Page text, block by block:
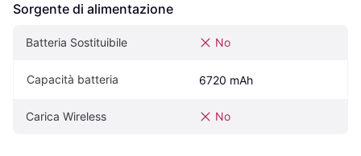
Sorgente di alimentazione
Batteria Sostituibile No
Capacità batteria 6720 mAh
Carica Wireless No